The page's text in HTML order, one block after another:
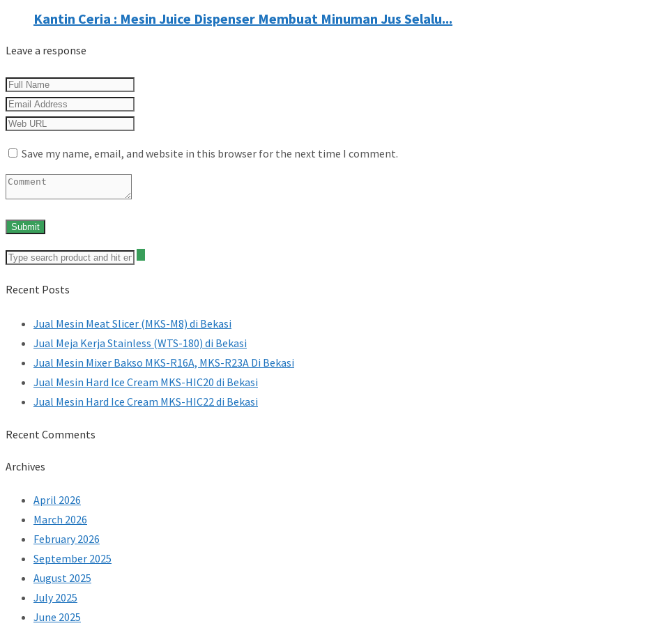
Kantin Ceria : Mesin Juice Dispenser Membuat Minuman Jus Selalu...
Leave a response
Save my name, email, and website in this browser for the next time I comment.
Recent Posts
Jual Mesin Meat Slicer (MKS-M8) di Bekasi
Jual Meja Kerja Stainless (WTS-180) di Bekasi
Jual Mesin Mixer Bakso MKS-R16A, MKS-R23A Di Bekasi
Jual Mesin Hard Ice Cream MKS-HIC20 di Bekasi
Jual Mesin Hard Ice Cream MKS-HIC22 di Bekasi
Recent Comments
Archives
April 2026
March 2026
February 2026
September 2025
August 2025
July 2025
June 2025